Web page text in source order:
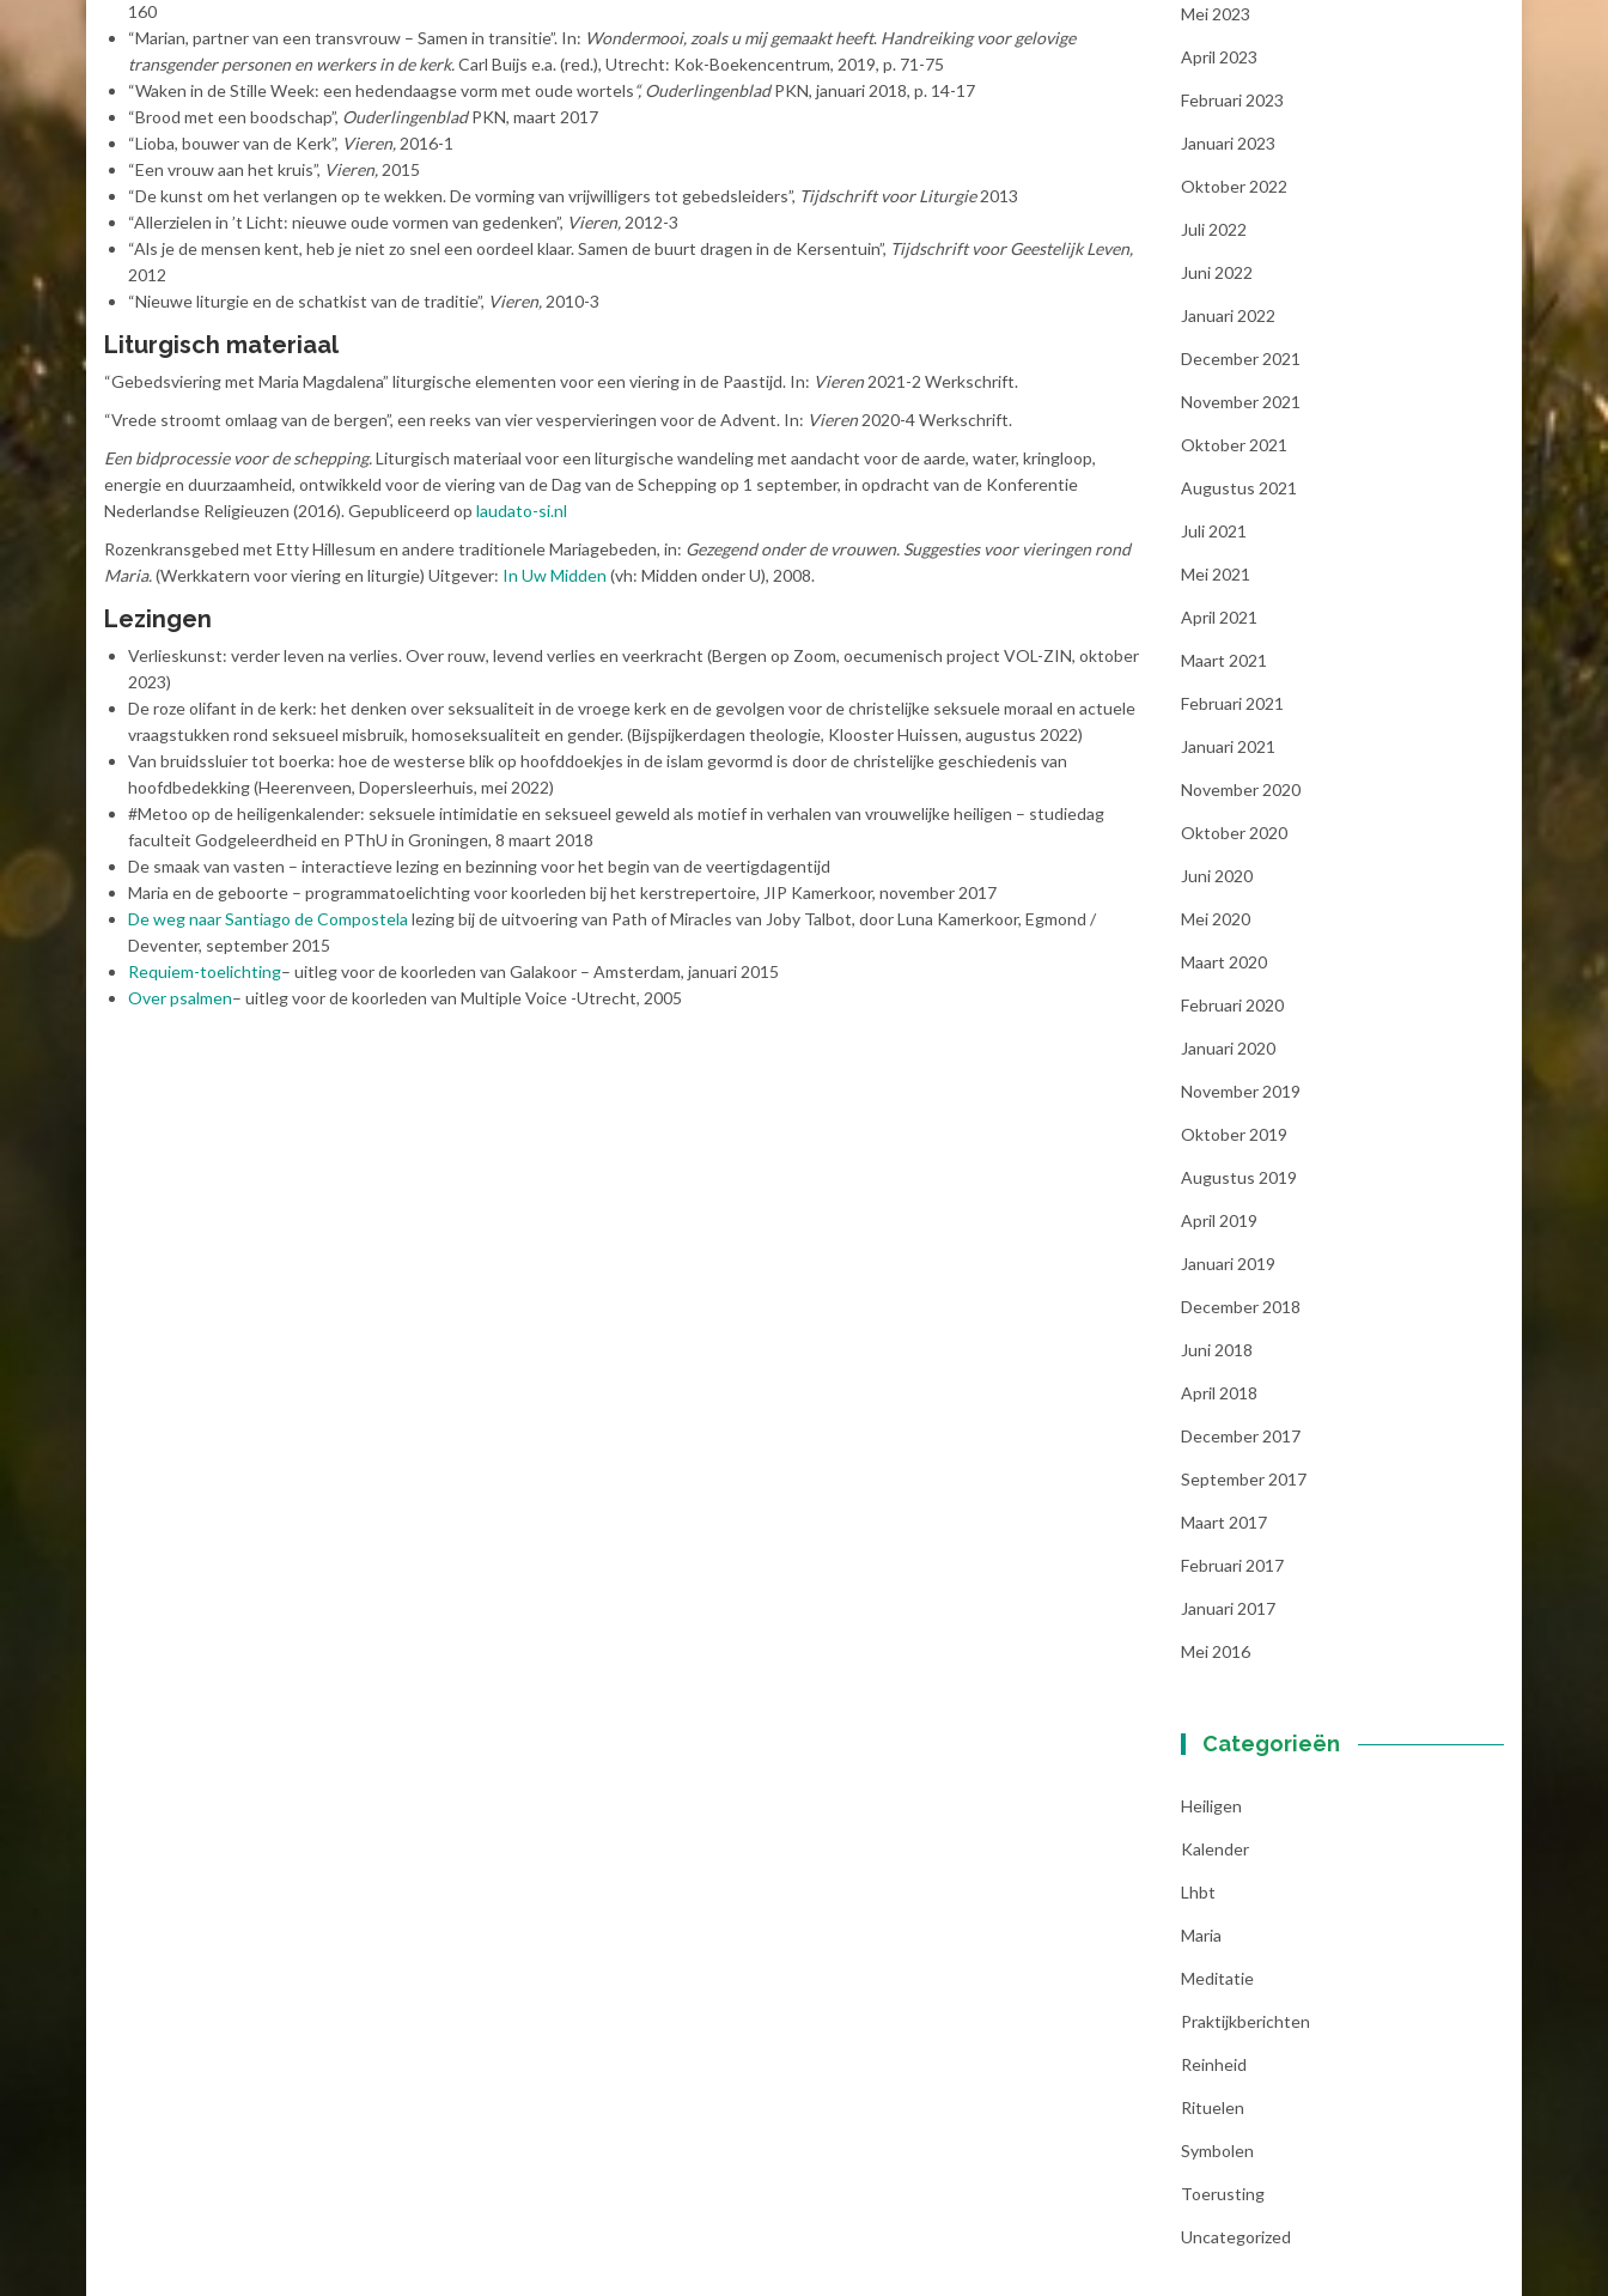
160
“Marian, partner van een transvrouw – Samen in transitie”. In: Wondermooi, zoals u mij gemaakt heeft. Handreiking voor gelovige
transgender personen en werkers in de kerk.Carl Buijs e.a. (red.), Utrecht: Kok-Boekencentrum, 2019, p. 71-75
“Waken in de Stille Week: een hedendaagse vorm met oude wortels“, OuderlingenbladPKN, januari 2018, p. 14-17
“Brood met een boodschap”, OuderlingenbladPKN, maart 2017
“Lioba, bouwer van de Kerk”, Vieren,2016-1
“Een vrouw aan het kruis”, Vieren,2015
“De kunst om het verlangen op te wekken. De vorming van vrijwilligers tot gebedsleiders”, Tijdschrift voor Liturgie2013
“Allerzielen in ’t Licht: nieuwe oude vormen van gedenken”, Vieren,2012-3
“Als je de mensen kent, heb je niet zo snel een oordeel klaar. Samen de buurt dragen in de Kersentuin”, Tijdschrift voor Geestelijk Leven,
2012
“Nieuwe liturgie en de schatkist van de traditie”, Vieren,2010-3
Liturgisch materiaal
“Gebedsviering met Maria Magdalena” liturgische elementen voor een viering in de Paastijd. In: Vieren2021-2 Werkschrift.
“Vrede stroomt omlaag van de bergen”, een reeks van vier vespervieringen voor de Advent. In: Vieren2020-4 Werkschrift.
Een bidprocessie voor de schepping.Liturgisch materiaal voor een liturgische wandeling met aandacht voor de aarde, water, kringloop,
energie en duurzaamheid, ontwikkeld voor de viering van de Dag van de Schepping op 1 september, in opdracht van de Konferentie
Nederlandse Religieuzen (2016). Gepubliceerd op laudato-si.nl
Rozenkransgebed met Etty Hillesum en andere traditionele Mariagebeden, in: Gezegend onder de vrouwen. Suggesties voor vieringen rond
Maria.(Werkkatern voor viering en liturgie) Uitgever: In Uw Midden (vh: Midden onder U), 2008.
Lezingen
Verlieskunst: verder leven na verlies. Over rouw, levend verlies en veerkracht (Bergen op Zoom, oecumenisch project VOL-ZIN, oktober
2023)
De roze olifant in de kerk: het denken over seksualiteit in de vroege kerk en de gevolgen voor de christelijke seksuele moraal en actuele
vraagstukken rond seksueel misbruik, homoseksualiteit en gender. (Bijspijkerdagen theologie, Klooster Huissen, augustus 2022)
Van bruidssluier tot boerka: hoe de westerse blik op hoofddoekjes in de islam gevormd is door de christelijke geschiedenis van
hoofdbedekking (Heerenveen, Dopersleerhuis, mei 2022)
#Metoo op de heiligenkalender: seksuele intimidatie en seksueel geweld als motief in verhalen van vrouwelijke heiligen – studiedag
faculteit Godgeleerdheid en PThU in Groningen, 8 maart 2018
De smaak van vasten – interactieve lezing en bezinning voor het begin van de veertigdagentijd
Maria en de geboorte – programmatoelichting voor koorleden bij het kerstrepertoire, JIP Kamerkoor, november 2017
De weg naar Santiago de Compostela lezing bij de uitvoering van Path of Miracles van Joby Talbot, door Luna Kamerkoor, Egmond /
Deventer, september 2015
Requiem-toelichting– uitleg voor de koorleden van Galakoor – Amsterdam, januari 2015
Over psalmen– uitleg voor de koorleden van Multiple Voice -Utrecht, 2005
Mei 2023
April 2023
Februari 2023
Januari 2023
Oktober 2022
Juli 2022
Juni 2022
Januari 2022
December 2021
November 2021
Oktober 2021
Augustus 2021
Juli 2021
Mei 2021
April 2021
Maart 2021
Februari 2021
Januari 2021
November 2020
Oktober 2020
Juni 2020
Mei 2020
Maart 2020
Februari 2020
Januari 2020
November 2019
Oktober 2019
Augustus 2019
April 2019
Januari 2019
December 2018
Juni 2018
April 2018
December 2017
September 2017
Maart 2017
Februari 2017
Januari 2017
Mei 2016
Categorieën
Heiligen
Kalender
Lhbt
Maria
Meditatie
Praktijkberichten
Reinheid
Rituelen
Symbolen
Toerusting
Uncategorized